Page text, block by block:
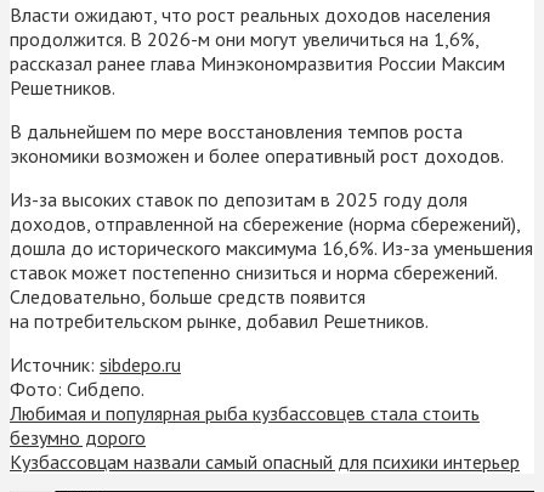
Власти ожидают, что рост реальных доходов населения
продолжится. В 2026-м они могут увеличиться на 1,6%,
рассказал ранее глава Минэкономразвития России Максим
Решетников.
В дальнейшем по мере восстановления темпов роста
экономики возможен и более оперативный рост доходов.
Из-за высоких ставок по депозитам в 2025 году доля
доходов, отправленной на сбережение (норма сбережений),
дошла до исторического максимума 16,6%. Из-за уменьшения
ставок может постепенно снизиться и норма сбережений.
Следовательно, больше средств появится
на потребительском рынке, добавил Решетников.
Источник: sibdepo.ru
Фото: Сибдепо.
Любимая и популярная рыба кузбассовцев стала стоить
безумно дорого
Кузбассовцам назвали самый опасный для психики интерьер